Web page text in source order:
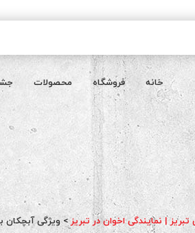
خانه فروشگاه محصولات
تبریز | نمایندگی اخوان در تبریز>ویژگی